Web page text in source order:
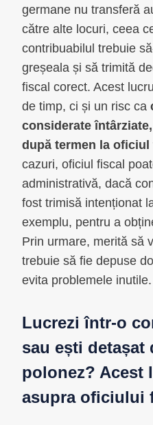
germane nu transferă
către alte locuri, ceea
contribuabilul trebuie
greșeala și să trimită
fiscal corect. Acest
de timp, ci și un risc ca
considerate
după termen la
cazuri, oficiul fiscal
administrativă, dacă
fost trimisă intenționat
exemplu, pentru a
Prin urmare, merită să
trebuie să fie depuse
evita problemele inutile.
Lucrezi într-o
sau ești detașat
polonez? Acest
asupra oficiului